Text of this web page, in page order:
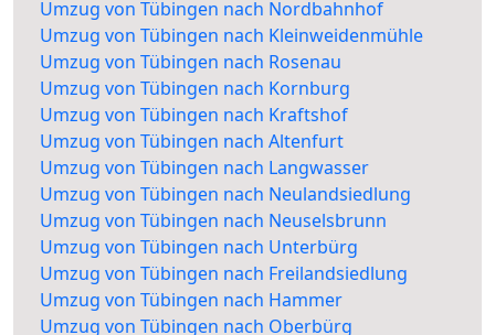
Umzug von Tübingen nach Nordbahnhof
Umzug von Tübingen nach Kleinweidenmühle
Umzug von Tübingen nach Rosenau
Umzug von Tübingen nach Kornburg
Umzug von Tübingen nach Kraftshof
Umzug von Tübingen nach Altenfurt
Umzug von Tübingen nach Langwasser
Umzug von Tübingen nach Neulandsiedlung
Umzug von Tübingen nach Neuselsbrunn
Umzug von Tübingen nach Unterbürg
Umzug von Tübingen nach Freilandsiedlung
Umzug von Tübingen nach Hammer
Umzug von Tübingen nach Oberbürg